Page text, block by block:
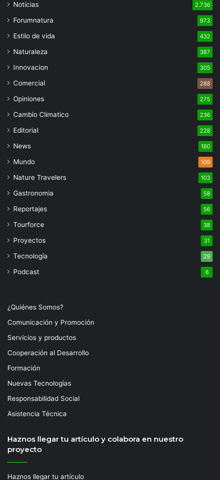
Noticias 2.736
Forumnatura 973
Estilo de vida 432
Naturaleza 387
Innovacion 305
Comercial 288
Opiniones 275
Cambio Climatico 236
Editorial 228
News 180
Mundo 109
Nature Travelers 103
Gastronomia 58
Reportajes 56
Tourforce 38
Proyectos 31
Tecnología 29
Podcast 6
¿Quiénes Somos?
Comunicación y Promoción
Servicios y productos
Cooperación al Desarrollo
Formación
Nuevas Tecnologías
Responsabilidad Social
Asistencia Técnica
Haznos llegar tu artículo y colabora en nuestro
proyecto
Haznos llegar tu artículo